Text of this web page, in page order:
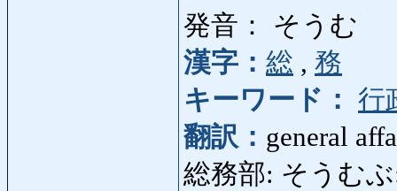
発音： そうむ
漢字： 総 , 務
キーワード： 行
翻訳： general
総務部: そうむぶ